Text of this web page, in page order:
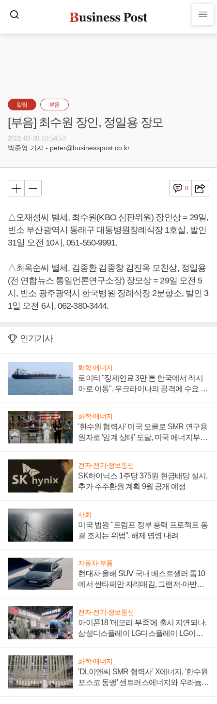
알림 부음
[부음] 최수원 장인, 정일용 장모
2021-03-30 10:54:53
박준영 기자 - peter@businesspost.co.kr
0
△오재성씨 별세, 최수원(KBO 심판위원) 장인상 = 29일,
빈소 부산광역시 동래구 대동병원장례식장 1호실, 발인
31일 오전 10시, 051-550-9991.
△최옥순씨 별세, 김종환 김종창 김진옥 모친상, 정일용
(전 연합뉴스 통일언론연구소장) 장모상 = 29일 오전 5
시, 빈소 광주광역시 한국병원 장례식장 2분향소, 발인 3
1일 오전 6시, 062-380-3444.
인기기사
화학·에너지
로이터 "정제연료 3만 톤 한국에서 러시
아로 이동", 우크라이나의 공격에 수요 늘
화학·에너지
'한수원 협력사' 미국 오클로 SMR 연구용
원자로 '임계 상태' 도달, 미국 에너지부
전자·전기·정보통신
SK하이닉스 1주당 375원 현금배당 실시,
추가 주주환원 계획 9월 공개 예정
사회
미국 법원 "트럼프 정부 풍력 프로젝트 동
결 조치는 위법", 해제 명령 내려
자동차·부품
현대차 올해 SUV 국내 베스트셀러 톱10
에서 싼타페만 자리매김, 그랜저·아반떼
전자·전기·정보통신
아이폰18 '메모리 부족'에 출시 지연되나,
삼성디스플레이 LG디스플레이 LG이노
화학·에너지
'DL이앤씨 SMR 협력사' X에너지, '한수원
포스코 동맹' 센트러스에너지와 우라늄